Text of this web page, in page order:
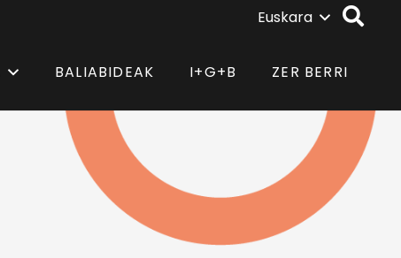
Euskara
BALIABIDEAK I+G+B ZER BERRI